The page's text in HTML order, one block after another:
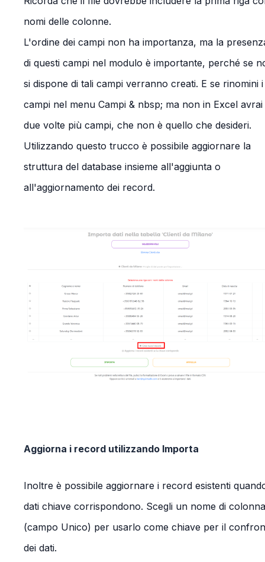
nomi delle colonne.
L'ordine dei campi non ha importanza, ma la
di questi campi nel modulo è importante, perché se
si dispone di tali campi verranno creati. E se rinomini i
campi nel menu Campi & nbsp; ma non in Excel avrai
due volte più campi, che non è quello che desideri.
Utilizzando questo trucco è possibile aggiornare la
struttura del database insieme all'aggiunta o
all'aggiornamento dei record.
Aggiorna i record utilizzando Importa
Inoltre è possibile aggiornare i record esistenti
dati chiave corrispondono. Scegli un nome di colonna
(campo Unico) per usarlo come chiave per il
dei dati.